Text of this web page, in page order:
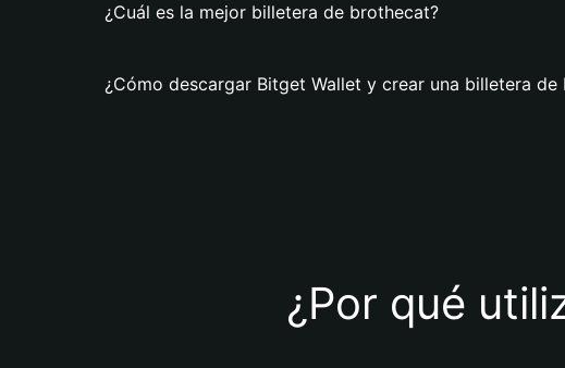
¿Cuál es la mejor billetera de brothecat?
¿Cómo descargar Bitget Wallet y crear una billetera de
¿Por qué